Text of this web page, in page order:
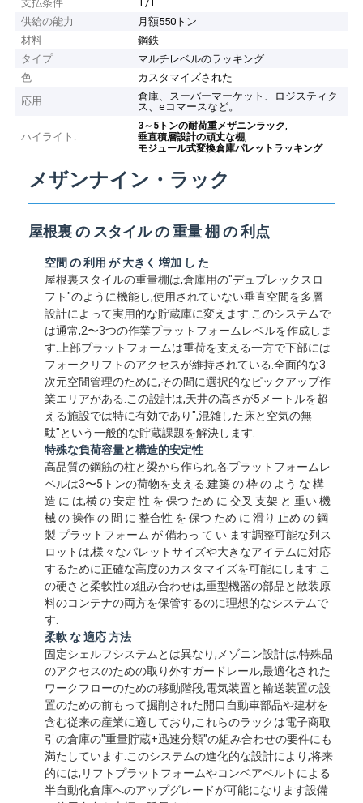
支払条件
T/T
供給の能力
月額550トン
材料
鋼鉄
タイプ
マルチレベルのラッキング
色
カスタマイズされた
応用
倉庫、スーパーマーケット、ロジスティク
ス、eコマースなど。
ハイライト:
3～5トンの耐荷重メザニンラック,
垂直積層設計の頑丈な棚,
モジュール式変換倉庫パレットラッキング
メザンナイン・ラック
屋根裏 の スタイル の 重量 棚 の 利点
空間 の 利用 が 大きく 増加 し た
屋根裏スタイルの重量棚は,倉庫用の"デュプレックスロ
フト"のように機能し,使用されていない垂直空間を多層
設計によって実用的な貯蔵庫に変えます.このシステムで
は通常,2〜3つの作業プラットフォームレベルを作成しま
す.上部プラットフォームは重荷を支える一方で下部には
フォークリフトのアクセスが維持されている.全面的な3
次元空間管理のために,その間に選択的なピックアップ作
業エリアがある.この設計は,天井の高さが5メートルを超
える施設では特に有効であり",混雑した床と空気の無
駄"という一般的な貯蔵課題を解決します.
特殊な負荷容量と構造的安定性
高品質の鋼筋の柱と梁から作られ,各プラットフォームレ
ベルは3〜5トンの荷物を支える.建築 の 枠 の よう な 構
造 に は,横 の 安定 性 を 保つ ため に 交叉 支架 と 重い 機
械 の 操作 の 間 に 整合性 を 保つ ため に 滑り 止め の 鋼
製 プラットフォーム が 備わっ て い ます調整可能な列ス
ロットは,様々なパレットサイズや大きなアイテムに対応
するために正確な高度のカスタマイズを可能にします.こ
の硬さと柔軟性の組み合わせは,重型機器の部品と散装原
料のコンテナの両方を保管するのに理想的なシステムで
す.
柔軟 な 適応 方法
固定シェルフシステムとは異なり,メゾニン設計は,特殊品
のアクセスのための取り外すガードレール,最適化された
ワークフローのための移動階段,電気装置と輸送装置の設
置のための前もって掘削された開口自動車部品や建材を
含む従来の産業に適しており,これらのラックは電子商取
引の倉庫の"重量貯蔵+迅速分類"の組み合わせの要件にも
満たしています.このシステムの進化的な設計により,将来
的には,リフトプラットフォームやコンベアベルトによる
半自動化倉庫へのアップグレードが可能になります設備